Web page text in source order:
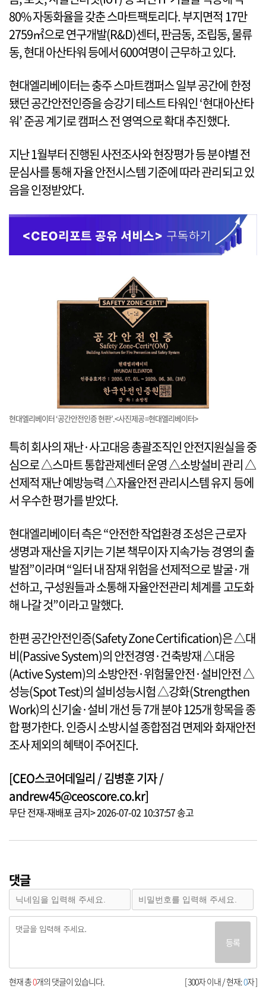
80% 자동화율을 갖춘 스마트팩토리다. 부지면적 17만
2759㎡으로 연구개발(R&D)센터, 판금동, 조립동, 물류
동, 현대 아산타워 등에서 600여명이 근무하고 있다.
현대엘리베이터는 충주 스마트캠퍼스 일부 공간에 한정
됐던 공간안전인증을 승강기 테스트 타워인 ‘현대아산타
워’ 준공 계기로 캠퍼스 전 영역으로 확대 추진했다.
지난 1월부터 진행된 사전조사와 현장평가 등 분야별 전
문심사를 통해 자율 안전시스템 기준에 따라 관리되고 있
음을 인정받았다.
현대엘리베이터 ‘공간안전인증 현판’.<사진제공=현대엘리베이터>
특히 회사의 재난·사고대응 총괄조직인 안전지원실을 중
심으로 △스마트 통합관제센터 운영 △소방설비 관리 △
선제적 재난 예방능력 △자율안전 관리시스템 유지 등에
서 우수한 평가를 받았다.
현대엘리베이터 측은 “안전한 작업환경 조성은 근로자
생명과 재산을 지키는 기본 책무이자 지속가능 경영의 출
발점”이라며 “일터 내 잠재 위험을 선제적으로 발굴·개
선하고, 구성원들과 소통해 자율안전관리 체계를 고도화
해 나갈 것”이라고 말했다.
한편 공간안전인증(Safety Zone Certification)은 △대
비(Passive System)의 안전경영·건축방재 △대응
(Active System)의 소방안전·위험물안전·설비안전 △
성능(Spot Test)의 설비성능시험 △강화(Strengthen
Work)의 신기술·설비 개선 등 7개 분야 125개 항목을 종
합 평가한다. 인증시 소방시설 종합점검 면제와 화재안전
조사 제외의 혜택이 주어진다.
[CEO스코어데일리 / 김병훈 기자 /
andrew45@ceoscore.co.kr]
무단 전재-재배포 금지> 2026-07-02 10:37:57 송고
댓글
등록
[ 300자 이내 / 현재:0자 ]
현재 총0개의 댓글이 있습니다.